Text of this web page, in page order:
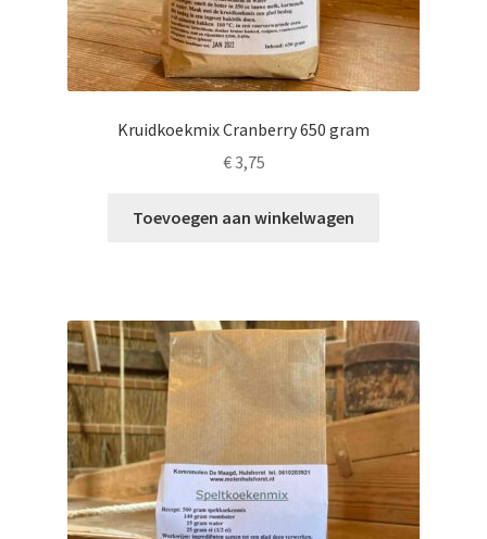
Kruidkoekmix Cranberry 650 gram
€3,75
Toevoegen aan winkelwagen